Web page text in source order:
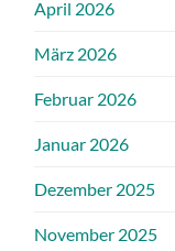
April 2026
März 2026
Februar 2026
Januar 2026
Dezember 2025
November 2025